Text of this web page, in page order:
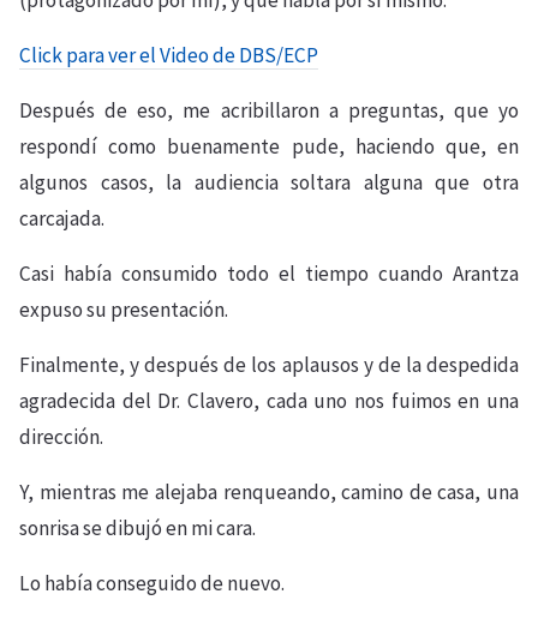
Click para ver el Video de DBS/ECP
Después de eso, me acribillaron a preguntas, que yo
respondí como buenamente pude, haciendo que, en
algunos casos, la audiencia soltara alguna que otra
carcajada.
Casi había consumido todo el tiempo cuando Arantza
expuso su presentación.
Finalmente, y después de los aplausos y de la despedida
agradecida del Dr. Clavero, cada uno nos fuimos en una
dirección.
Y, mientras me alejaba renqueando, camino de casa, una
sonrisa se dibujó en mi cara.
Lo había conseguido de nuevo.